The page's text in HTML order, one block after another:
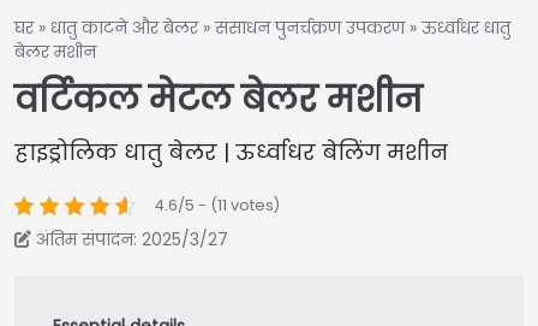
घर» धातु काटने और बेलर»संसाधन पुनर्चक्रण उपकरण»ऊर्ध्वाधर धातु
बेलर मशीन
वर्टिकल मेटल बेलर मशीन
हाइड्रोलिक धातु बेलर | ऊर्ध्वाधर बेलिंग मशीन
4.6/5 - (11 votes)
अंतिम संपादन: 2025/3/27